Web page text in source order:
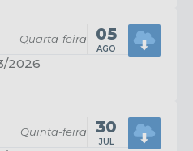
2026
Quarta-feira 05
AGO
Quinta-feira 30
JUL